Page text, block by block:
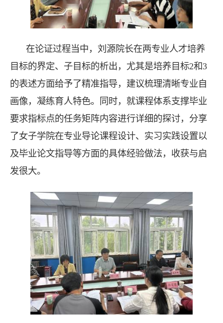
在论证过程当中，刘源院长在两专业人才培养
目标的界定、子目标的析出，尤其是培养目标2和3
的表述方面给予了精准指导，建议梳理清晰专业自
画像，凝练育人特色。同时，就课程体系支撑毕业
要求指标点的任务矩阵内容进行详细的探讨，分享
了女子学院在专业导论课程设计、实习实践设置以
及毕业论文指导等方面的具体经验做法，收获与启
发很大。